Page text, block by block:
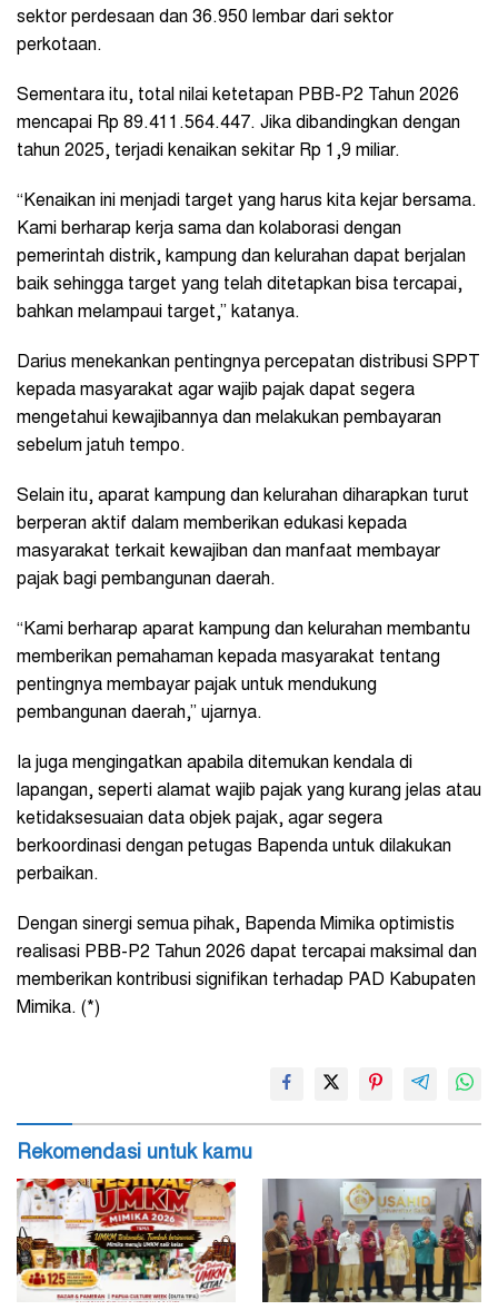
sektor perdesaan dan 36.950 lembar dari sektor
perkotaan.
Sementara itu, total nilai ketetapan PBB-P2 Tahun 2026
mencapai Rp 89.411.564.447. Jika dibandingkan dengan
tahun 2025, terjadi kenaikan sekitar Rp 1,9 miliar.
“Kenaikan ini menjadi target yang harus kita kejar bersama.
Kami berharap kerja sama dan kolaborasi dengan
pemerintah distrik, kampung dan kelurahan dapat berjalan
baik sehingga target yang telah ditetapkan bisa tercapai,
bahkan melampaui target,” katanya.
Darius menekankan pentingnya percepatan distribusi SPPT
kepada masyarakat agar wajib pajak dapat segera
mengetahui kewajibannya dan melakukan pembayaran
sebelum jatuh tempo.
Selain itu, aparat kampung dan kelurahan diharapkan turut
berperan aktif dalam memberikan edukasi kepada
masyarakat terkait kewajiban dan manfaat membayar
pajak bagi pembangunan daerah.
“Kami berharap aparat kampung dan kelurahan membantu
memberikan pemahaman kepada masyarakat tentang
pentingnya membayar pajak untuk mendukung
pembangunan daerah,” ujarnya.
Ia juga mengingatkan apabila ditemukan kendala di
lapangan, seperti alamat wajib pajak yang kurang jelas atau
ketidaksesuaian data objek pajak, agar segera
berkoordinasi dengan petugas Bapenda untuk dilakukan
perbaikan.
Dengan sinergi semua pihak, Bapenda Mimika optimistis
realisasi PBB-P2 Tahun 2026 dapat tercapai maksimal dan
memberikan kontribusi signifikan terhadap PAD Kabupaten
Mimika. (*)
Rekomendasi untuk kamu